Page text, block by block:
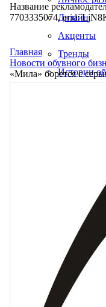
Дизайн
Акценты
Тренды
Истории
Название
7703335074, erid:
Главная
Новости обувного
«Мила» борется с